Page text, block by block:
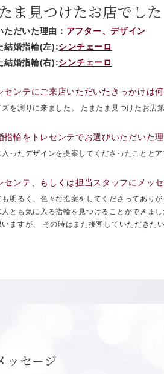
ま見つけたお店でした
ただいた理由： アフター、デザイン
結婚指輪(左):シンチェーロ
結婚指輪(右):シンチェーロ
センテにご来店いただいたきっかけは
ズを測りに来ました。 たまたま見つけたお店
指輪をトレセンテでお選びいただいた
入ったデザインを提案してくださったこととア
センテ、もしくは担当スタッフにメッ
も明るく、色々な提案をしてくださってあり
人とも気に入る指輪を見つけることができま
いますが、 その時はまた接客していただきたい
ッセージ